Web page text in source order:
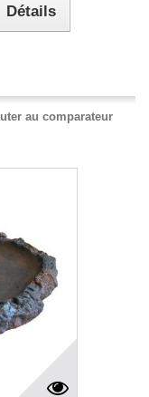
Détails
au comparateur